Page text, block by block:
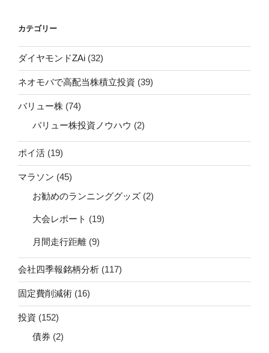
カテゴリー
ダイヤモンドZAi (32)
ネオモバで高配当株積立投資 (39)
バリュー株 (74)
バリュー株投資ノウハウ (2)
ポイ活 (19)
マラソン (45)
お勧めのランニンググッズ (2)
大会レポート (19)
月間走行距離 (9)
会社四季報銘柄分析 (117)
固定費削減術 (16)
投資 (152)
債券 (2)